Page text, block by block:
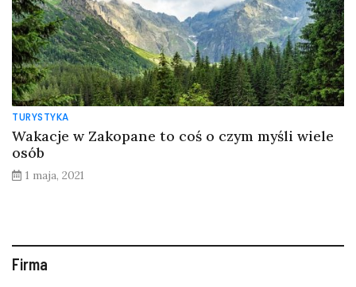
TURYSTYKA
Wakacje w Zakopane to coś o czym myśli wiele
osób
1 maja, 2021
Firma